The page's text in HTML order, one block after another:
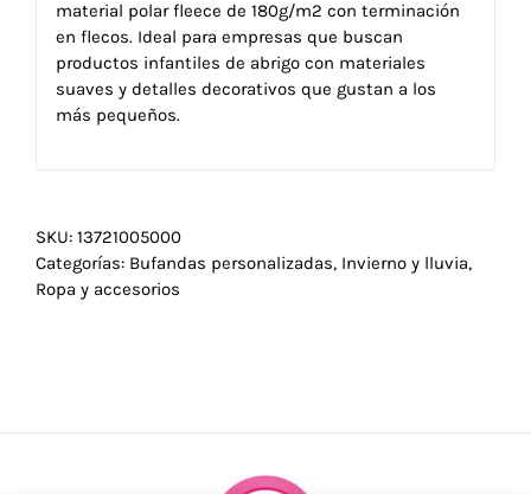
material polar fleece de 180g/m2 con terminación
en flecos. Ideal para empresas que buscan
productos infantiles de abrigo con materiales
suaves y detalles decorativos que gustan a los
más pequeños.
SKU: 13721005000
Categorías: Bufandas personalizadas, Invierno y lluvia,
Ropa y accesorios